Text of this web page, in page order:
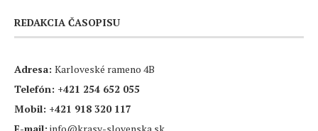
REDAKCIA ČASOPISU
Adresa: Karloveské rameno 4B
Telefón: +421 254 652 055
Mobil: +421 918 320 117